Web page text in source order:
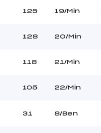
125 19/Min
128 20/Min
118 21/Min
105 22/Min
31 8/Ben